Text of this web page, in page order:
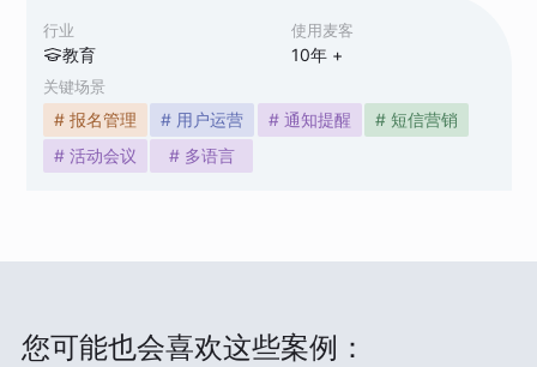
行业
教育
使用麦客
10年 +
关键场景
# 报名管理 # 用户运营 # 通知提醒
# 短信营销
# 活动会议
# 多语言
您可能也会喜欢这些案例：